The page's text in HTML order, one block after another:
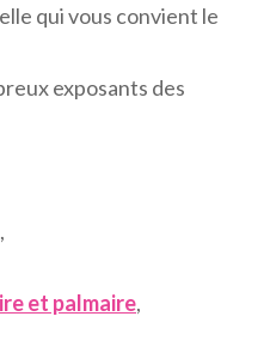
qui vous convient le
exposants des
et palmaire,